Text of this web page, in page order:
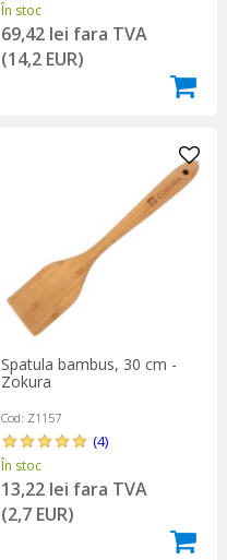
În stoc
69,42 lei fara TVA
(14,2 EUR)
Spatula bambus, 30 cm -
Zokura
Cod: Z1157
(4)
În stoc
13,22 lei fara TVA
(2,7 EUR)